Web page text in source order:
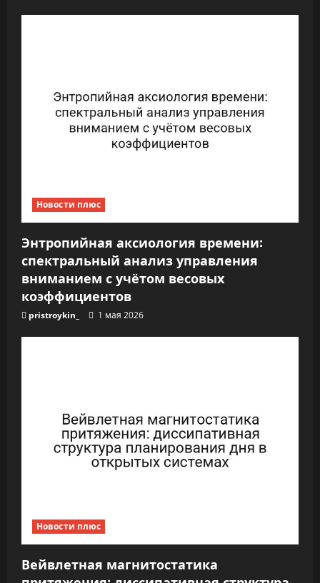
Новости плюс
Энтропийная аксиология времени:
спектральный анализ управления
вниманием с учётом весовых
коэффициентов
pristroykin_ 1 мая 2026
Новости плюс
Вейвлетная магнитостатика